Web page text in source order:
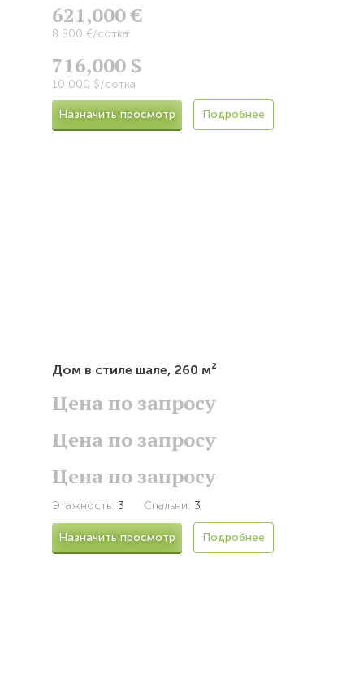
621,000 €
8 800 €/сотка
716,000 $
10 000 $/сотка
Назначить просмотр Подробнее
Дом в стиле шале, 260 м²
Цена по запросу
Цена по запросу
Цена по запросу
Этажность: 3 Спальни: 3
Назначить просмотр Подробнее